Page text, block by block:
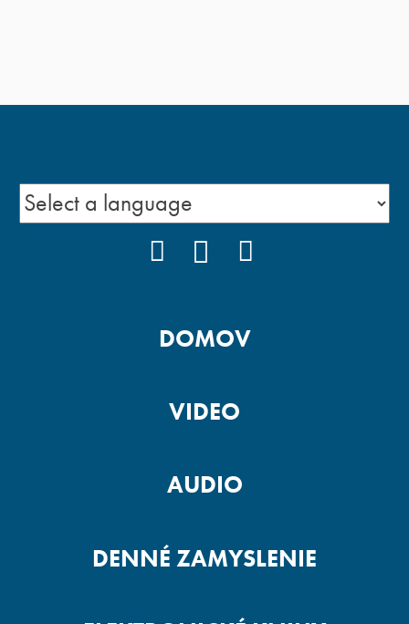
FACEBOOK
YOUTUBE
DOMOV
VIDEO
AUDIO
DENNÉ ZAMYSLENIE